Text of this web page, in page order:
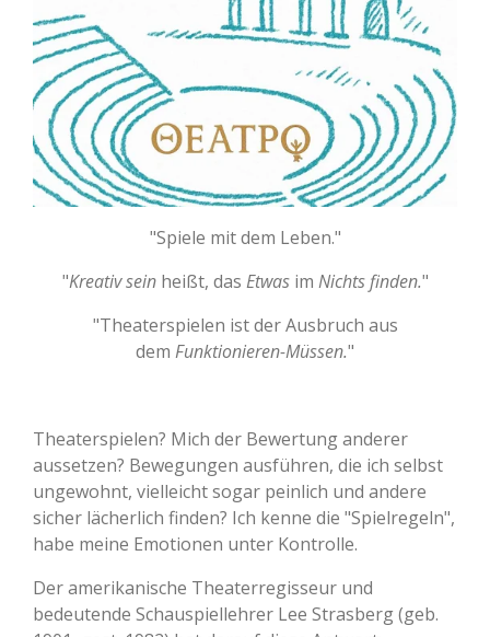
"Spiele mit dem Leben."
"Kreativ seinheißt, das Etwasim Nichts finden."
"Theaterspielen ist der Ausbruch aus
dem Funktionieren-Müssen."
Theaterspielen? Mich der Bewertung anderer
aussetzen? Bewegungen ausführen, die ich selbst
ungewohnt, vielleicht sogar peinlich und andere
sicher lächerlich finden? Ich kenne die "Spielregeln",
habe meine Emotionen unter Kontrolle.
Der amerikanische Theaterregisseur und
bedeutende Schauspiellehrer Lee Strasberg (geb.